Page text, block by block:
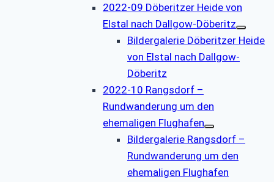
2022-09 Döberitzer Heide von
Elstal nach Dallgow-Döberitz
Bildergalerie Döberitzer Heide
von Elstal nach Dallgow-
Döberitz
2022-10 Rangsdorf –
Rundwanderung um den
ehemaligen Flughafen
Bildergalerie Rangsdorf –
Rundwanderung um den
ehemaligen Flughafen